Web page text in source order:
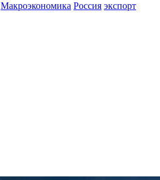
Макроэкономика Россия экспорт